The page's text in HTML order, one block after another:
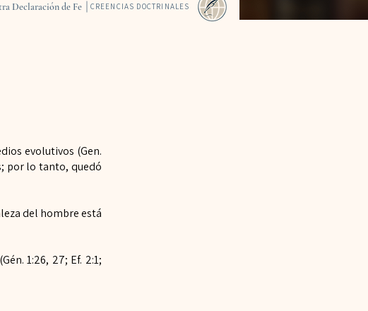
Declaración de Fe CREENCIAS DOCTRINALES
evolutivos (Gen.
por lo tanto, quedó
del hombre está
1:26, 27; Ef. 2:1;